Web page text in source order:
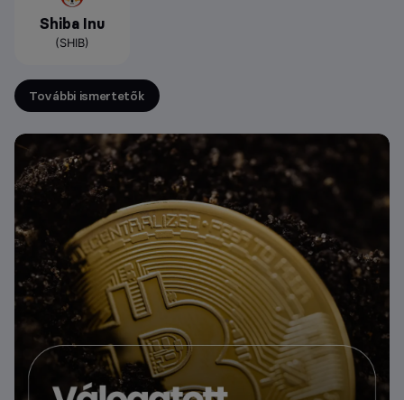
Shiba Inu
(SHIB)
További ismertetők